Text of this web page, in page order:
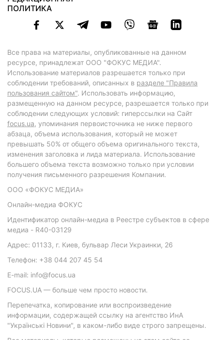
ПОЛИТИКА
Все права на материалы, опубликованные на данном
ресурсе, принадлежат ООО "ФОКУС МЕДИА".
Использование материалов разрешается только при
соблюдении требований, описанных в разделе "Правила
пользования сайтом". Использовать информацию,
размещенную на данном ресурсе, разрешается только при
соблюдении следующих условий: гиперссылки на Сайт
focus.ua, упоминания первоисточника не ниже первого
абзаца, объема использования, который не может
превышать 50% от общего объема оригинального текста,
изменения заголовка и лида материала. Использование
большего объема текста возможно только при условии
получения письменного разрешения Компании.
ООО «ФОКУС МЕДИА»
Онлайн-медиа ФОКУС
Идентификатор онлайн-медиа в Реестре субъектов в сфере
медиа - R40-03129
Адрес: 01133, г. Киев, бульвар Леси Украинки, 26
Телефон: +38 044 207 45 54
E-mail: info@focus.ua
FOCUS.UA — больше чем просто новости.
Перепечатка, копирование или воспроизведение
информации, содержащей ссылку на агентство ИнА
"Українські Новини", в каком-либо виде строго запрещены.